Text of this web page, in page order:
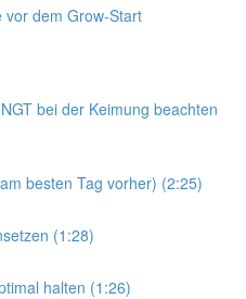
vor dem Grow-Start
bei der Keimung beachten
besten Tag vorher) (2:25)
(1:28)
halten (1:26)